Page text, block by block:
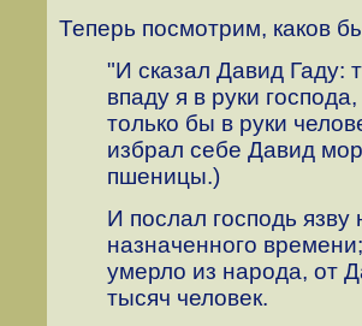
Теперь посмотрим, каков
"И сказал Давид Гаду:
впаду я в руки
только бы в руки
избрал себе Давид
пшеницы.)
И послал господь язву
назначенного
умерло из народа, от
тысяч человек.